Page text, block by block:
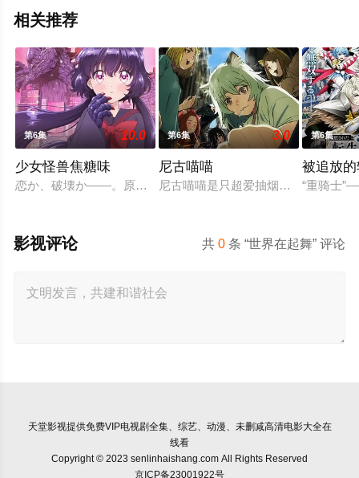
相关推荐
第6集 10.0
少女怪兽焦糖味
恋か、破壊か――。原因不明の病に悩まされている女子高生・
第6集 3.0
尼古喵喵
尼古喵喵是只超爱抽烟的废物兽人！
第6集
被追放
“重骑士
共0 条 “世界在起舞” 评论
影视评论
天堂影视提供免费VIP电视剧全集、综艺、动漫、未删减高清电影大全在
线看
Copyright © 2023 senlinhaishang.com All Rights Reserved
京ICP备23001922号